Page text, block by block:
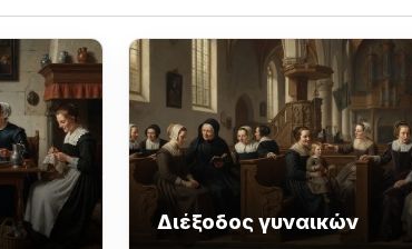
Διέξοδος γυναικών